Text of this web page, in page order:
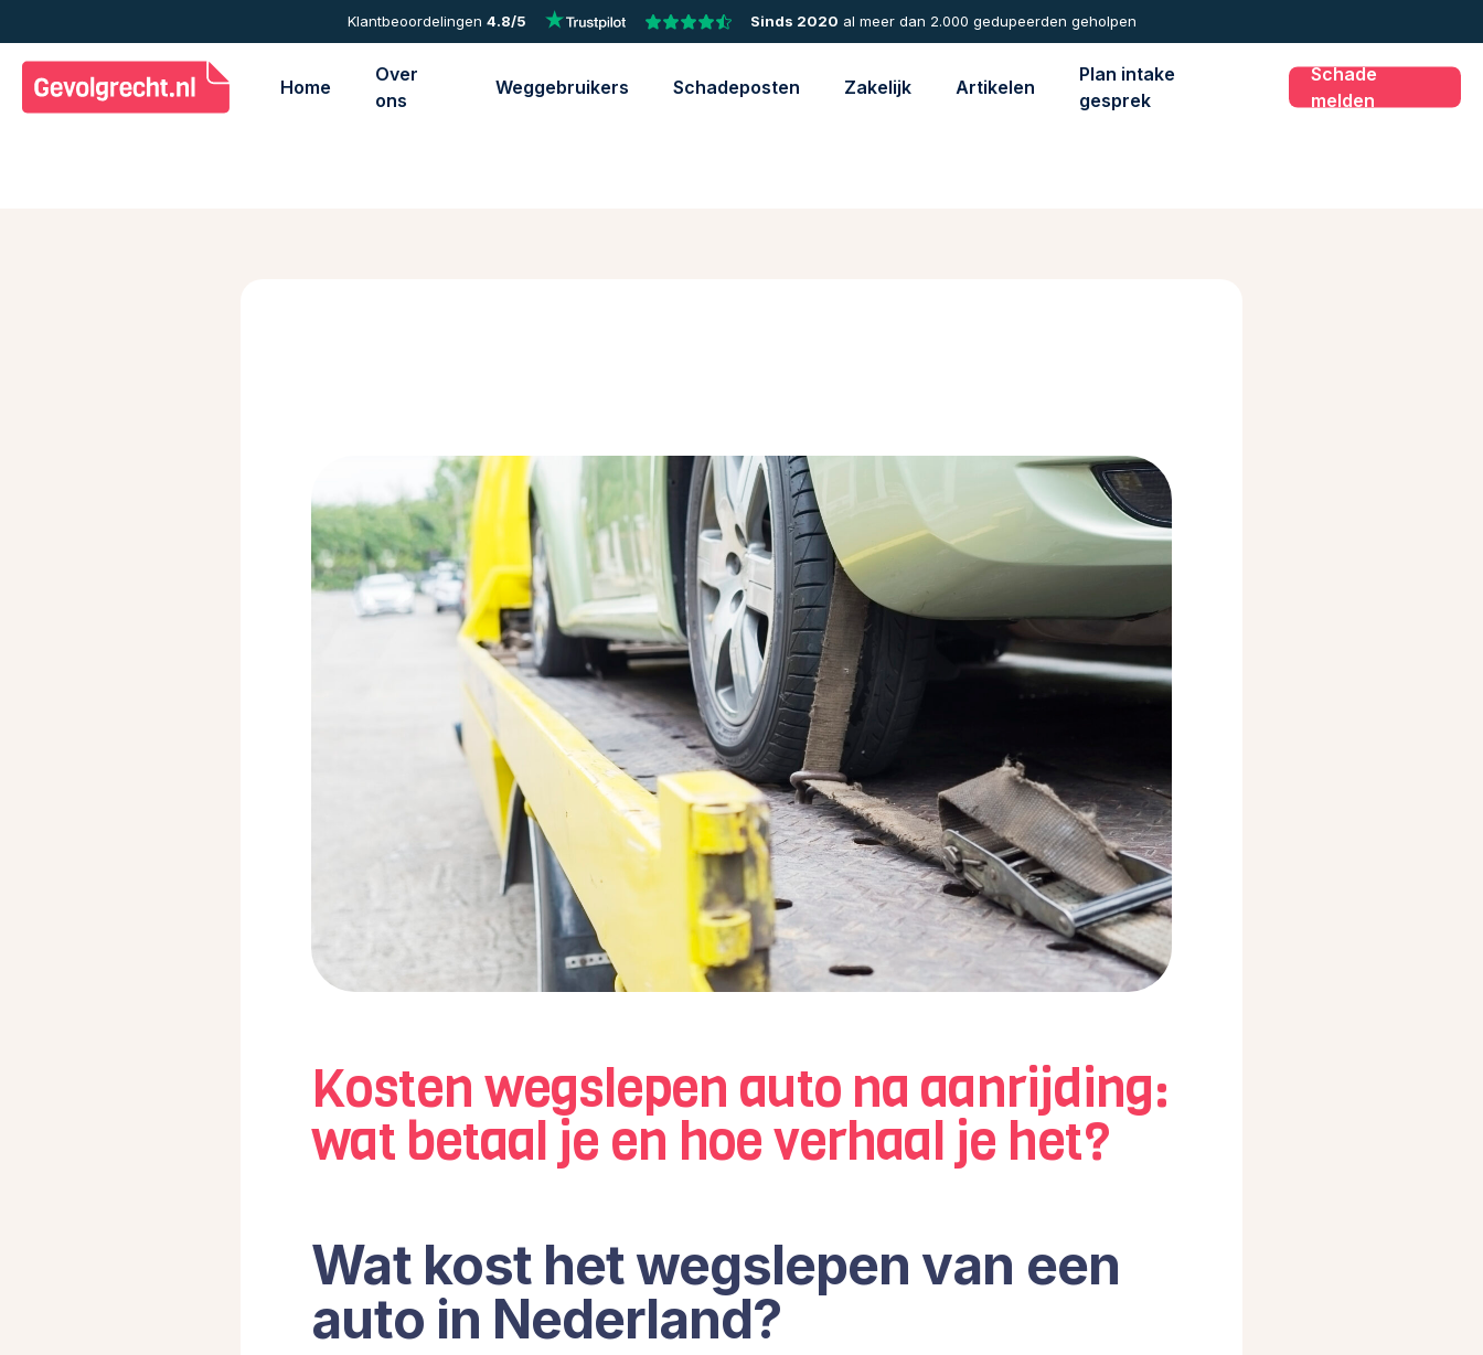
to
main
content
Klantbeoordelingen 4.8/5 Sinds 2020 al meer dan 2.000 gedupeerden geholpen
Home
Over
ons
Weggebruikers Schadeposten Zakelijk Artikelen
Plan intake
gesprek
Schade
melden
Kosten wegslepen auto na aanrijding:
wat betaal je en hoe verhaal je het?
Wat kost het wegslepen van een
auto in Nederland?